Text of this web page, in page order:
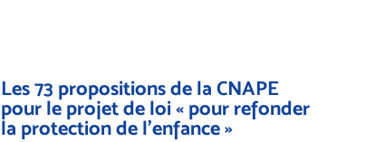
Les 73 propositions de la CNAPE
pour le projet de loi « pour refonder
la protection de l'enfance »